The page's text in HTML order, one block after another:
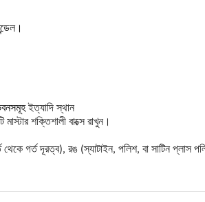
ইত্যাদি স্থান
শক্তিশালী বাক্সে রাখুন।
গর্ত দূরত্ব), রঙ (স্যাটাইন, পলিশ, বা সাটিন প্লাস